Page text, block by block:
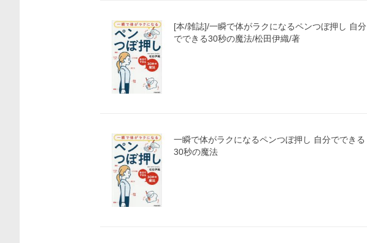
[本/雑誌]/一瞬で体がラクになるペンつぼ押し 自分
でできる30秒の魔法/松田伊織/著
一瞬で体がラクになるペンつぼ押し 自分でできる
30秒の魔法